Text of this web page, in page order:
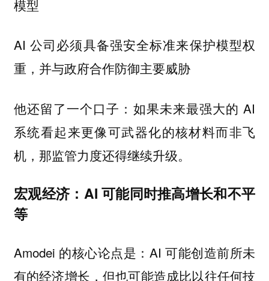
模型
AI 公司必须具备强安全标准来保护模型权
重，并与政府合作防御主要威胁
他还留了一个口子：如果未来最强大的 AI
系统看起来更像可武器化的核材料而非飞
机，那监管力度还得继续升级。
宏观经济：AI 可能同时推高增长和不平
等
Amodei 的核心论点是：AI 可能创造前所未
有的经济增长，但也可能造成比以往任何技